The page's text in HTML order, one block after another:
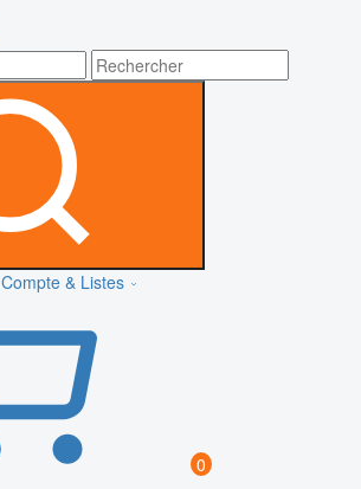
Compte & Listes
0